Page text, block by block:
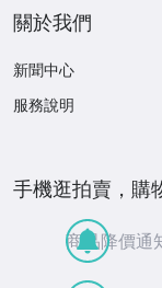
關於我們
新聞中心
服務說明
手機逛拍賣，購
商品降價通